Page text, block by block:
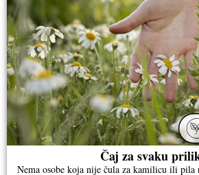
Čaj za svaku
Nema osobe koja nije čula za kamilicu ili